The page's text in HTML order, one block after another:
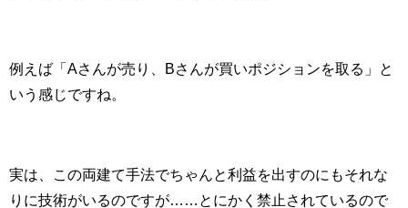
例えば「Aさんが売り、 Bさんが買いポジションを取る」と
いう感じですね。
実は、この両建て手法でちゃんと利益を出すのにもそれな
りに技術がいるのですが……とにかく禁止されているので